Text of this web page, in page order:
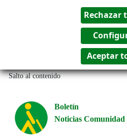
Salto al contenido
Boletín
Noticias